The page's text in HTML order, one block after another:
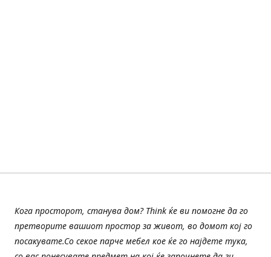
Кога просторот, станува дом? Think ќе ви помогне да го
претворите вашиот простор за живот, во домот кој го
посакувате.Со секое парче мебел кое ќе го најдете тука,